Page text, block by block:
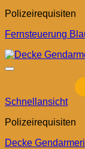
Polizeirequisiten
Fernsteuerung
Schnellansicht
Polizeirequisiten
Decke